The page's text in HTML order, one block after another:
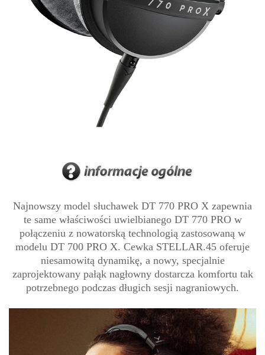
Najnowszy model słuchawek DT 770 PRO X zapewnia
te same właściwości uwielbianego DT 770 PRO w
połączeniu z nowatorską technologią zastosowaną w
modelu DT 700 PRO X. Cewka STELLAR.45 oferuje
niesamowitą dynamikę, a nowy, specjalnie
zaprojektowany pałąk nagłowny dostarcza komfortu tak
potrzebnego podczas długich sesji nagraniowych.